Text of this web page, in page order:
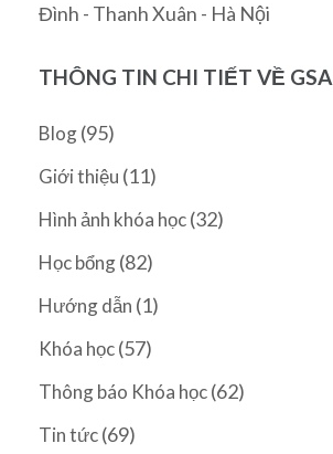
Đình - Thanh Xuân - Hà Nội
THÔNG TIN CHI TIẾT VỀ GSA
Blog(95)
Giới thiệu (11)
Hình ảnh khóa học(32)
Học bổng(82)
Hướng dẫn (1)
Khóa học(57)
Thông báo Khóa học(62)
Tin tức(69)